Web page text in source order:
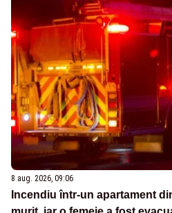
8 aug. 2026, 09:06
Incendiu într-un apartament